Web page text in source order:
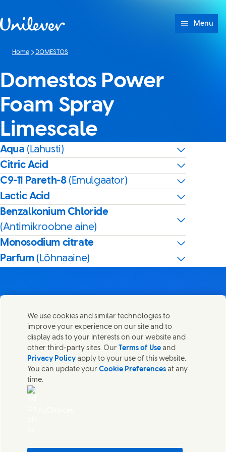
Menu
Home DOMESTOS
Domestos Power
Foam Spray
Limescale
Aqua (Lahusti)
Citric Acid
C9-11 Pareth-8 (Emulgaator)
Lactic Acid
Benzalkonium Chloride
(Antimikroobne aine)
Monosodium citrate
Parfum (Lõhnaaine)
Share this page
Share this page on Facebook
Share this page on X
Share this page on Linked In
Share this page on E-mail
Võta meiega ühendust
Võtke ühendust Unilever PLC ja meie peakontori
spetsialistidega või leidke kontakte üle kogu maailma.
Võta meiega ühendust
Privaatsusteatis
We use cookies and similar technologies to
improve your experience on our site and to
display ads to your interests on our website and
other third-party sites. Our Terms of Use and
Privacy Policy apply to your use of this website.
You can update yourCookie Preferences at any
time.